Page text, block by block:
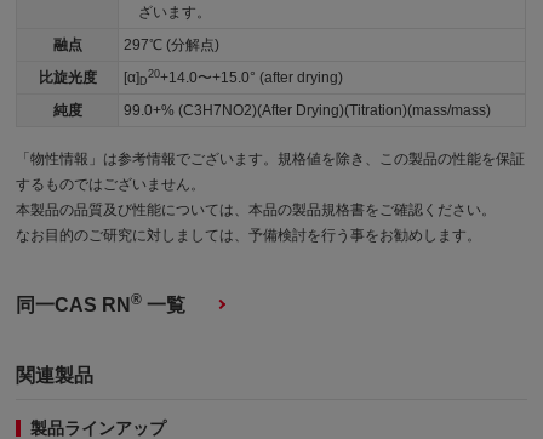
ざいます。
融点
297℃ (分解点)
比旋光度
[α]D
20+14.0〜+15.0° (after drying)
純度
99.0+% (C3H7NO2)(After Drying)(Titration)(mass/mass)
「物性情報」は参考情報でございます。規格値を除き、この製品の性能を保証
するものではございません。
本製品の品質及び性能については、本品の製品規格書をご確認ください。
なお目的のご研究に対しましては、予備検討を行う事をお勧めします。
同一CAS RN® 一覧
関連製品
製品ラインアップ